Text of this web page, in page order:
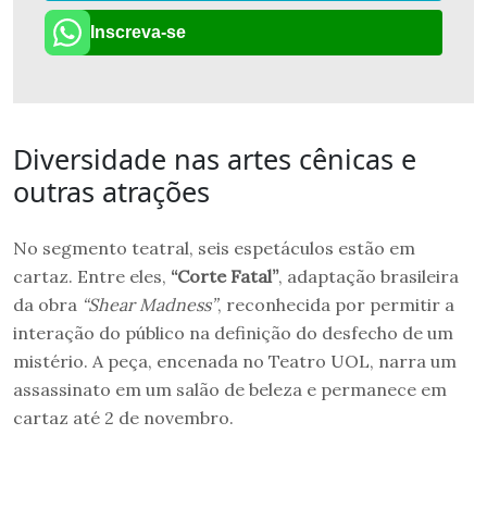
Inscreva-se
Diversidade nas artes cênicas e
outras atrações
No segmento teatral, seis espetáculos estão em
cartaz. Entre eles, “Corte Fatal”, adaptação brasileira
da obra “Shear Madness”, reconhecida por permitir a
interação do público na definição do desfecho de um
mistério. A peça, encenada no Teatro UOL, narra um
assassinato em um salão de beleza e permanece em
cartaz até 2 de novembro.